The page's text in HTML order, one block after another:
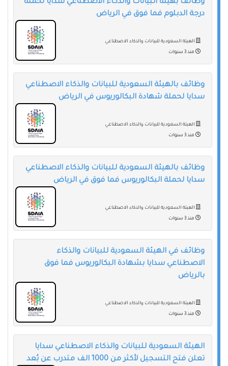
وظائف بهيئة البيانات والذكاء الاصطناعي سدايا لحملة
درجة الدبلوم فما فوق في الرياض
الهيئة السعودية للبيانات والذكاء الاصطناعي
منذ 3 سنوات
وظائف بالهيئة السعودية للبيانات والذكاء الاصطناعي
سدايا لحملة شهادة البكالوريوس في الرياض
الهيئة السعودية للبيانات والذكاء الاصطناعي
منذ 3 سنوات
وظائف بالهيئة السعودية للبيانات والذكاء الاصطناعي
سدايا لحملة البكالوريوس فما فوق في الرياض
الهيئة السعودية للبيانات والذكاء الاصطناعي
منذ 3 سنوات
وظائف في الهيئة السعودية للبيانات والذكاء
الاصطناعي سدايا بشهادة البكالوريوس فما فوق
بالرياض
الهيئة السعودية للبيانات والذكاء الاصطناعي
منذ 3 سنوات
الهيئة السعودية للبيانات والذكاء الاصطناعي سدايا
تعلن فتح التسجيل لأكثر من 1000 الف متدرب عن بُعد